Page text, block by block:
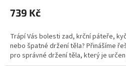
739 Kč
Trápí Vás bolesti zad, krční páteře,
nebo špatné držení těla? Přinášíme
pro správné držení těla, který je